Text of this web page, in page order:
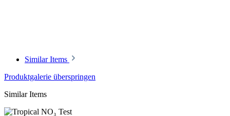
Similar Items
Produktgalerie überspringen
Similar Items